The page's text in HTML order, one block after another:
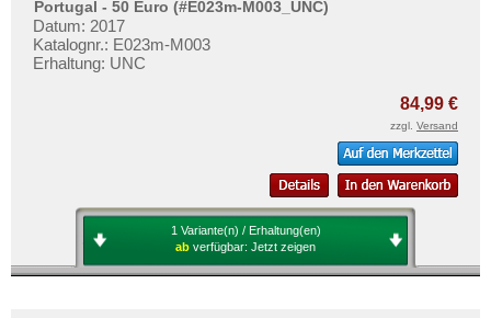
Schottland
Schweden
Spanien
Spitzbergen
Testbanknoten
Banknotenbriefe
Kataloge
Kontakt
Informationen
Portugal - 50 Euro (#E023m-M003_UNC)
Datum: 2017
Katalognr.: E023m-M003
Erhaltung: UNC
84,99 €
zzgl. Versand
1 Variante(n) / Erhaltung(en)
ab verfügbar: Jetzt zeigen